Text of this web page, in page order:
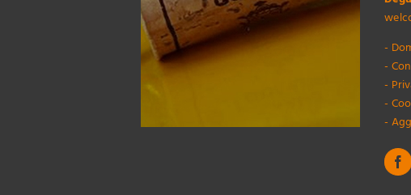
-
-
-
-
-